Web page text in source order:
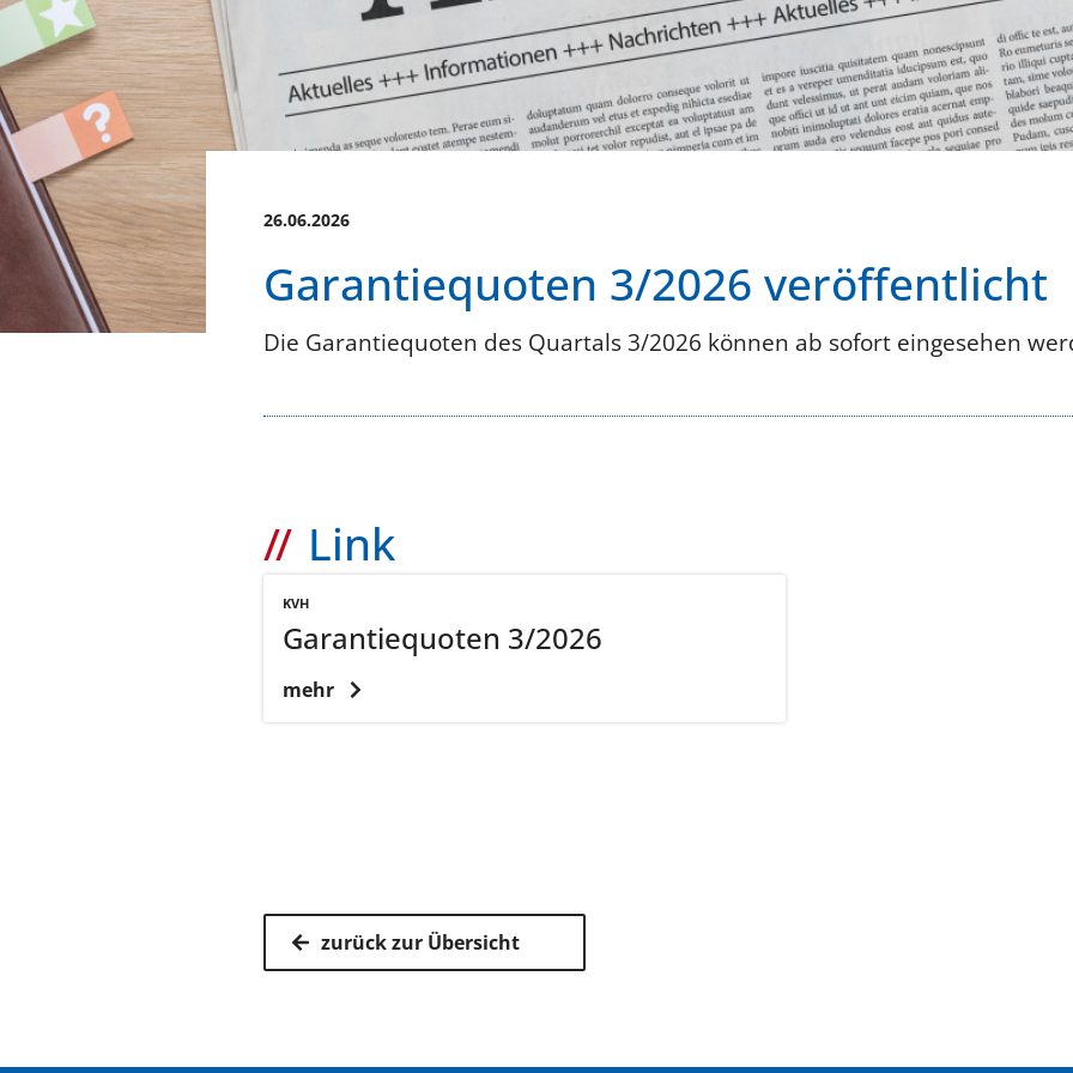
26.06.2026
Garantiequoten 3/2026 veröffentlicht
Die Garantiequoten des Quartals 3/2026 können ab sofort eingesehen
Link
KVH
Garantiequoten 3/2026
mehr
zurück zur Übersicht